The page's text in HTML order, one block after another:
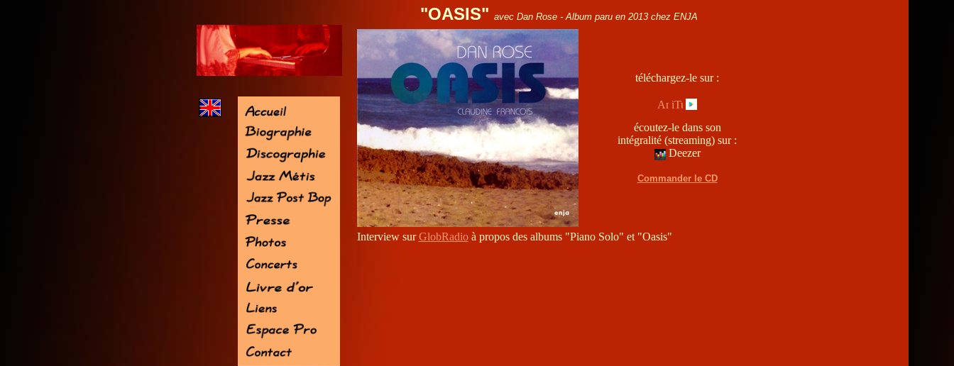
"OASIS" avec Dan Rose - Album paru en 2013 chez ENJA
téléchargez-le sur :
écoutez-le dans son
intégralité (streaming) sur :
Deezer
Commander le CD
Interview sur GlobRadio à propos des albums "Piano Solo" et "Oasis"